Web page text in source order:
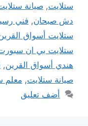
ستلايت, صيانة
دش صبحان, فني
ستلايت أسواق
ستلايت بي ان
هندي أسواق القرين,
صيانة ستلايت, معلم
أضف تعليق